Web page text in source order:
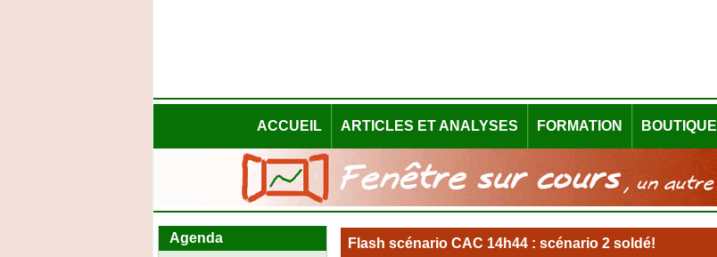
ACCUEIL ARTICLES ET ANALYSES FORMATION BOUTIQUE
Agenda Flash scénario CAC 14h44 : scénario 2 soldé!